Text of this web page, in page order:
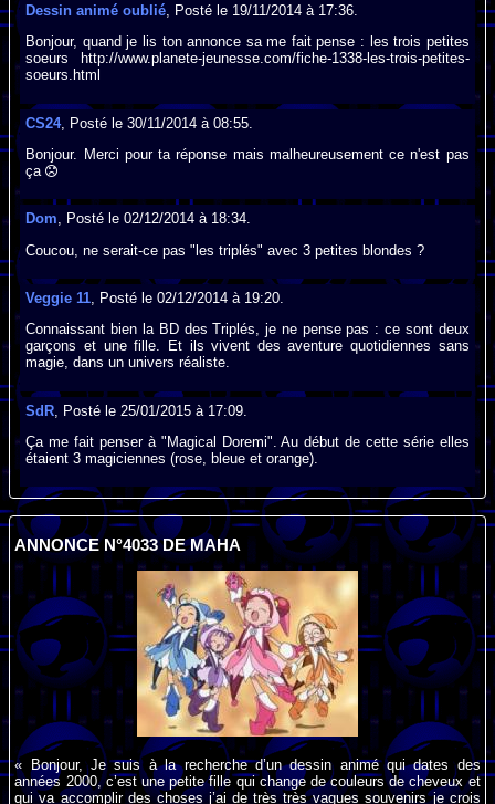
Dessin animé oublié , Posté le 19/11/2014 à 17:36.
Bonjour, quand je lis ton annonce sa me fait pense : les trois petites
soeurs http://www.planete-jeunesse.com/fiche-1338-les-trois-petites-
soeurs.html
CS24, Posté le 30/11/2014 à 08:55.
Bonjour. Merci pour ta réponse mais malheureusement ce n'est pas
ça
Dom, Posté le 02/12/2014 à 18:34.
Coucou, ne serait-ce pas "les triplés" avec 3 petites blondes ?
Veggie 11 , Posté le 02/12/2014 à 19:20.
Connaissant bien la BD des Triplés, je ne pense pas : ce sont deux
garçons et une fille. Et ils vivent des aventure quotidiennes sans
magie, dans un univers réaliste.
SdR , Posté le 25/01/2015 à 17:09.
Ça me fait penser à "Magical Doremi". Au début de cette série elles
étaient 3 magiciennes (rose, bleue et orange).
ANNONCE N°4033 DE MAHA
« Bonjour, Je suis à la recherche d’un dessin animé qui dates des
années 2000, c’est une petite fille qui change de couleurs de cheveux et
qui va accomplir des choses j’ai de très très vagues souvenirs je crois